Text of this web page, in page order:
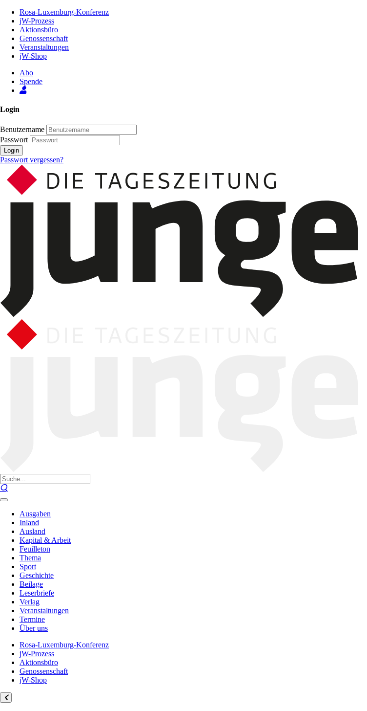
Inhalt
Seite
Rosa-Luxemburg-Konferenz
jW-Prozess
Aktionsbüro
Genossenschaft
Veranstaltungen
jW-Shop
Abo
Spende
Login
Benutzername
Passwort
Login
Passwort vergessen?
Ausgaben
Inland
Ausland
Kapital & Arbeit
Feuilleton
Thema
Sport
Geschichte
Beilage
Leserbriefe
Verlag
Veranstaltungen
Termine
Über uns
Rosa-Luxemburg-Konferenz
jW-Prozess
Aktionsbüro
Genossenschaft
jW-Shop